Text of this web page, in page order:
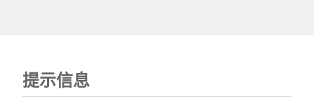
提示信息